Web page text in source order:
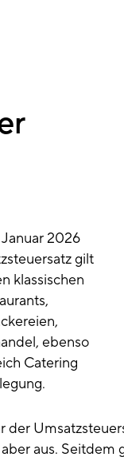
2026
gilt
klassischen
ebenso
Catering
der
aus.